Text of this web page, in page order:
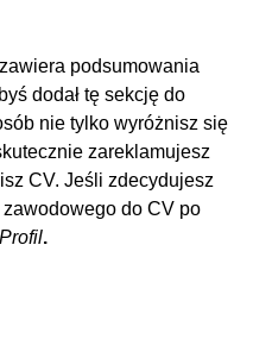
podsumowania
dodał tę sekcję do
nie tylko wyróżnisz się
zareklamujesz
CV. Jeśli zdecydujesz
do CV po
Profil.